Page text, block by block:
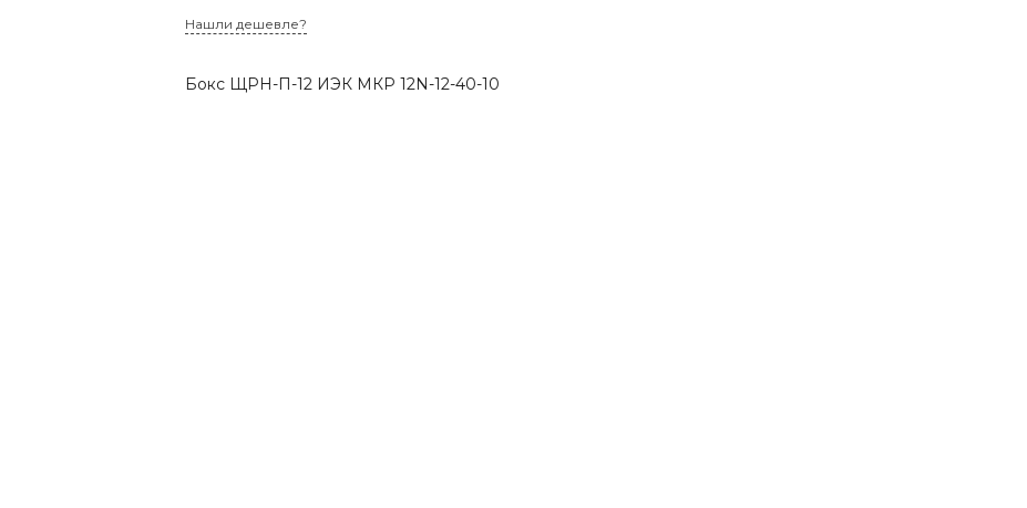
Нашли дешевле?
Бокс ЩРН-П-12 ИЭК МКР 12N-12-40-10